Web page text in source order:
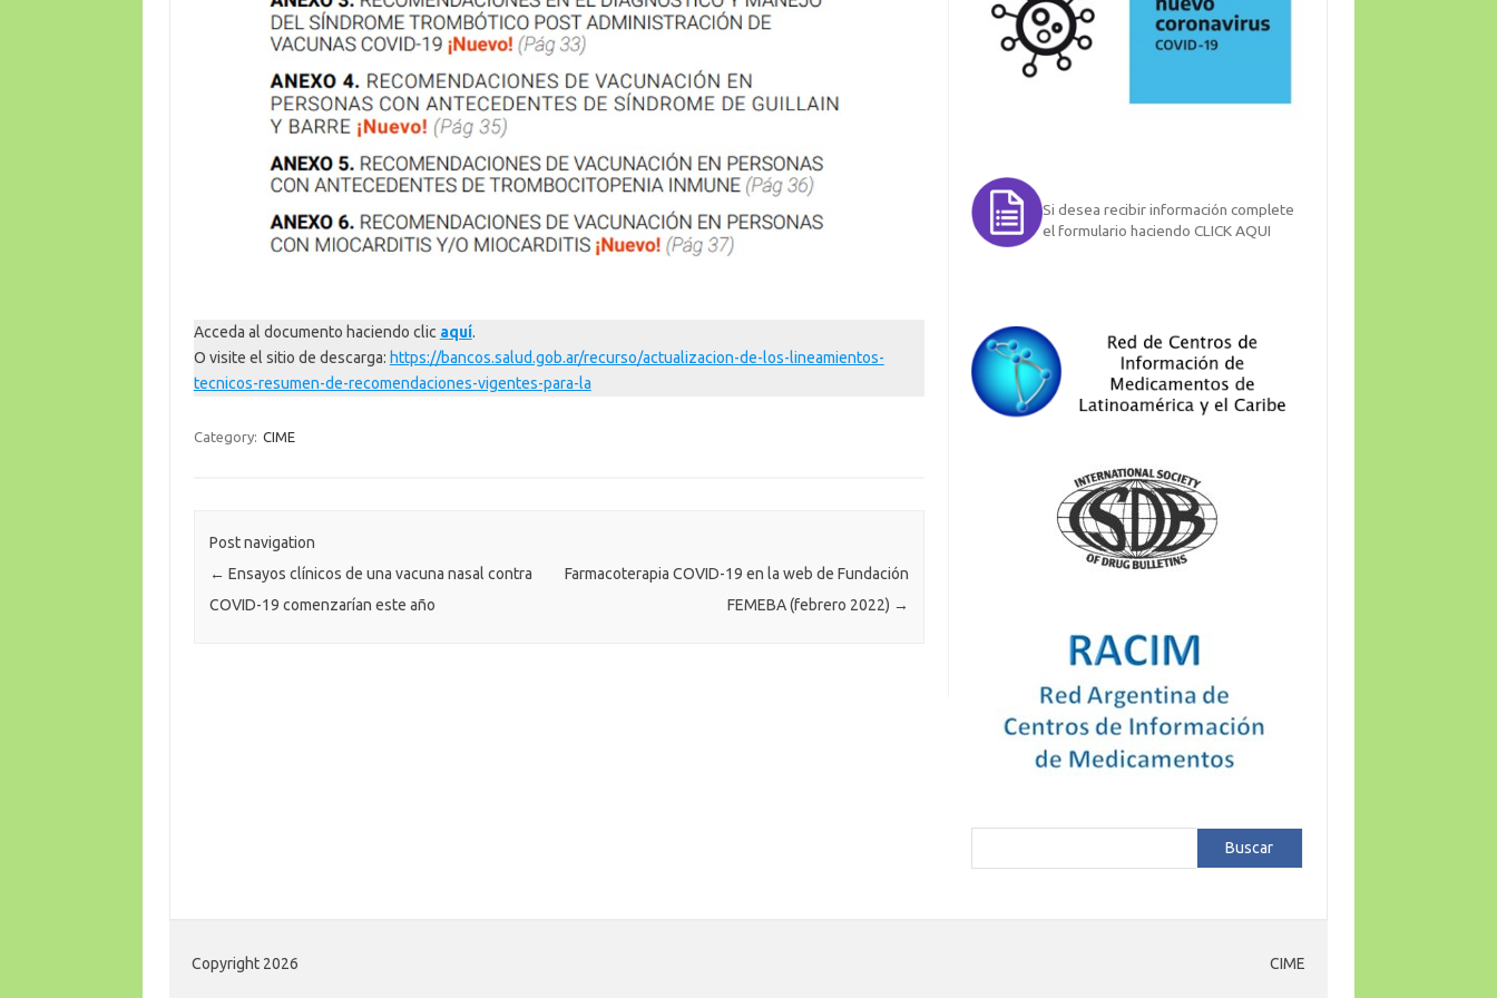
Acceda al documento haciendo clic aquí.
O visite el sitio de descarga: https://bancos.salud.gob.ar/recurso/actualizacion-de-los-lineamientos-
tecnicos-resumen-de-recomendaciones-vigentes-para-la
Category: CIME
Post navigation
← Ensayos clínicos de una vacuna nasal contra
COVID-19 comenzarían este año
Farmacoterapia COVID-19 en la web de Fundación
FEMEBA (febrero 2022) →
Si desea recibir información complete
el formulario haciendo CLICK AQUI
Buscar
Copyright 2026 CIME